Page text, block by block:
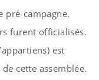
pré-campagne.
furent officialisés.
est
cette assemblée.